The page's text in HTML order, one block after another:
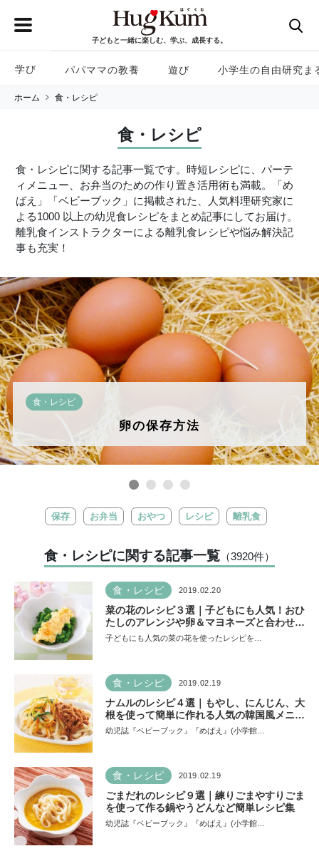
子どもと一緒に楽しむ、学ぶ、成長する。
学び パパママの教養 遊び 小学生の自由研究ま
ホーム 食・レシピ
食・レシピ
食・レシピに関する記事一覧です。時短レシピに、パーテ
ィメニュー、お弁当のための作り置き活用術も満載。「め
ばえ」「ベビーブック」に掲載された、人気料理研究家に
よる1000 以上の幼児食レシピをまとめ記事にしてお届け。
離乳食インストラクターによる離乳食レシピや悩み解決記
事も充実！
卵の保存方法
食・レシピ
保存 お弁当 おやつ レシピ 離乳食
食・レシピに関する記事一覧 （3920件）
食・レシピ 2019.02.20
菜の花のレシピ３選｜子どもにも人気！おひ
たしのアレンジや卵＆マヨネーズと合わせた
彩りレシピ
子どもにも人気の菜の花を使ったレシピを…
食・レシピ 2019.02.19
ナムルのレシピ４選｜もやし、にんじん、大
根を使って簡単に作れる人気の韓国風メニュ
ー
幼児誌『ベビーブック』『めばえ』(小学館…
食・レシピ 2019.02.19
ごまだれのレシピ９選｜練りごまやすりごま
を使って作る鍋やうどんなど簡単レシピ集
幼児誌『ベビーブック』『めばえ』(小学館…